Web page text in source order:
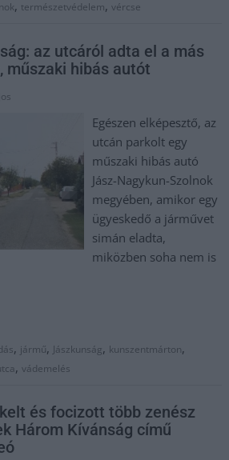
, természetvédelem,vércse
az utcáról adta el a más
műszaki hibás autót
Egészen elképesztő, az
utcán parkolt egy
műszaki hibás autó
Jász-Nagykun-Szolnok
megyében, amikor egy
ügyeskedő a járművet
simán eladta,
miközben soha nem is
, jármű, Jászkunság, kunszentmárton,
,vádemelés
és focizott több zenész
Három Kívánság című